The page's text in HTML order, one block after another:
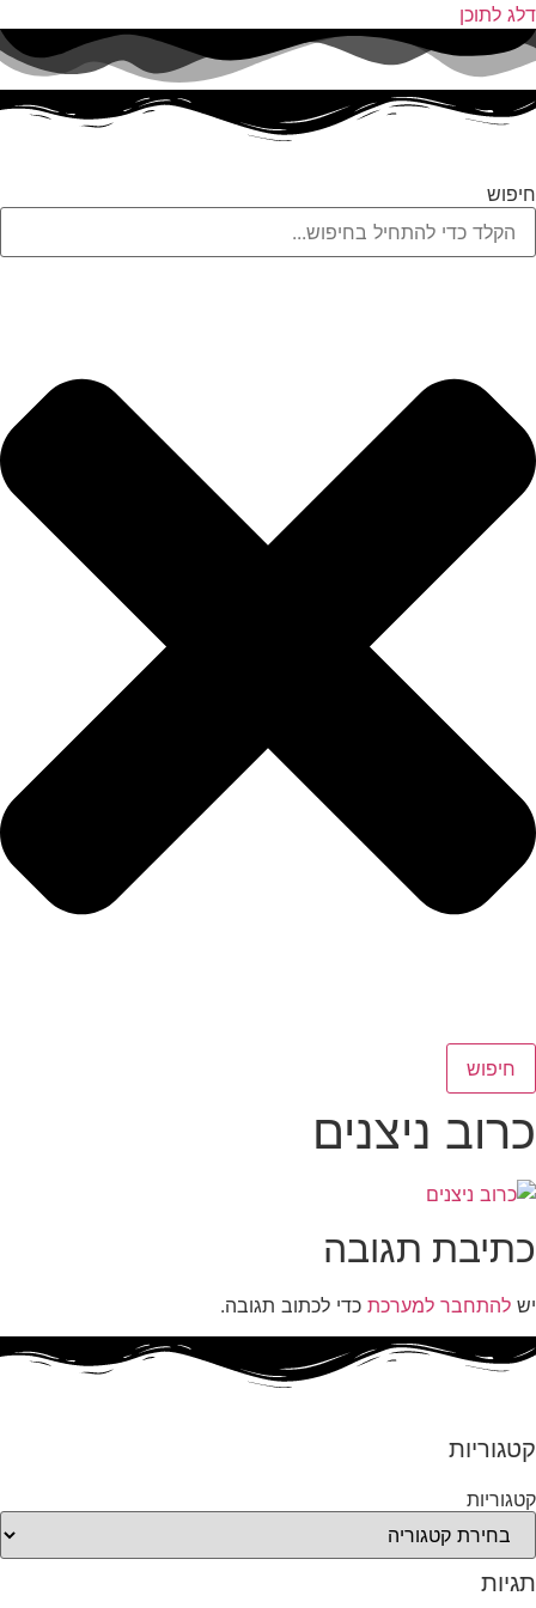
דלג לתוכן
חיפוש
חיפוש
כרוב ניצנים
כתיבת תגובה
יש להתחבר למערכת כדי לכתוב תגובה.
קטגוריות
קטגוריות
תגיות